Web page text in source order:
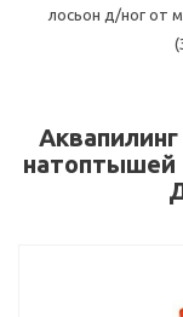
лосьон д/ног от
натоптышей